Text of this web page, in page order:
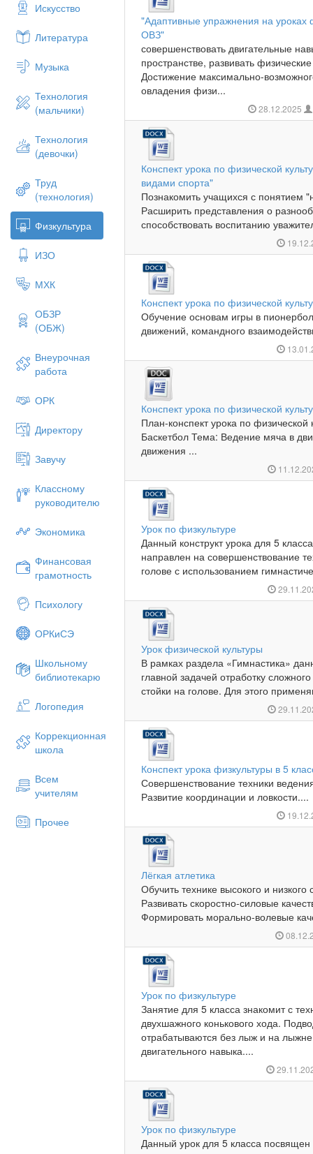
Искусство
Литература
Музыка
Технология
(мальчики)
Технология
(девочки)
Труд
(технология)
Физкультура
ИЗО
МХК
ОБЗР
(ОБЖ)
Внеурочная
работа
ОРК
Директору
Завучу
Классному
руководителю
Экономика
Финансовая
грамотность
Психологу
ОРКиСЭ
Школьному
библиотекарю
Логопедия
Коррекционная
школа
Всем
учителям
Прочее
"Адаптивные упражнения на уроках
ОВЗ"
совершенствовать двигательные
пространстве, развивать
Достижение максимально-
овладения физи...
28.12.2025
Конспект урока по физической
видами спорта"
Познакомить учащихся с понятием
Расширить представления о
способствовать воспитанию
Конспект урока по физической
Обучение основам игры в
движений, командного
Конспект урока по физической
План-конспект урока по физической
Баскетбол Тема: Ведение мяча в
движения ...
Урок по физкультуре
Данный конструкт урока для 5
направлен на совершенствование
голове с использованием
Урок физической культуры
В рамках раздела «Гимнастика»
главной задачей отработку
стойки на голове. Для этого
Конспект урока физкультуры в 5
Совершенствование техники
Развитие координации и ловкости....
Лёгкая атлетика
Обучить технике высокого и низкого
Развивать скоростно‑силовые
Формировать морально‑волевые
Урок по физкультуре
Занятие для 5 класса знакомит с
двухшажного конькового хода.
отрабатываются без лыж и на
двигательного навыка....
Урок по физкультуре
Данный урок для 5 класса